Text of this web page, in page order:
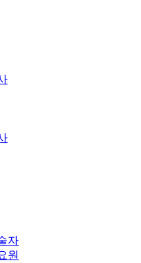
자
원